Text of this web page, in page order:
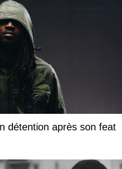
détention après son feat